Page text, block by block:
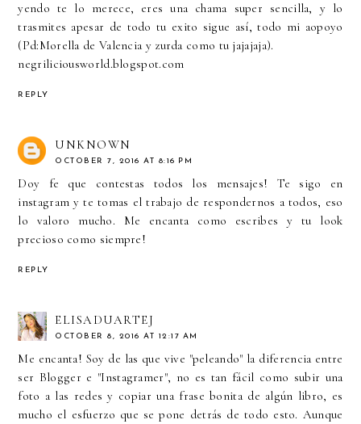
yendo te lo merece, eres una chama super sencilla, y lo
trasmites apesar de todo tu exito sigue así, todo mi aopoyo
(Pd:Morella de Valencia y zurda como tu jajajaja).
negriliciousworld.blogspot.com
REPLY
UNKNOWN
OCTOBER 7, 2016 AT 8:16 PM
Doy fe que contestas todos los mensajes! Te sigo en
instagram y te tomas el trabajo de respondernos a todos, eso
lo valoro mucho. Me encanta como escribes y tu look
precioso como siempre!
REPLY
ELISADUARTEJ
OCTOBER 8, 2016 AT 12:17 AM
Me encanta! Soy de las que vive "peleando" la diferencia entre
ser Blogger e "Instagramer", no es tan fácil como subir una
foto a las redes y copiar una frase bonita de algún libro, es
mucho el esfuerzo que se pone detrás de todo esto. Aunque